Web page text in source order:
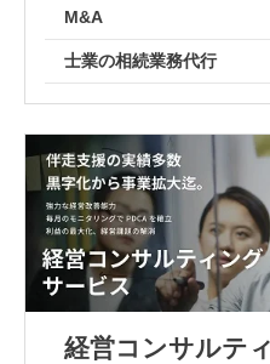
経営知識発信
業種別サポート
サ
M&A
士業の相続業務代行
経営コンサルテ